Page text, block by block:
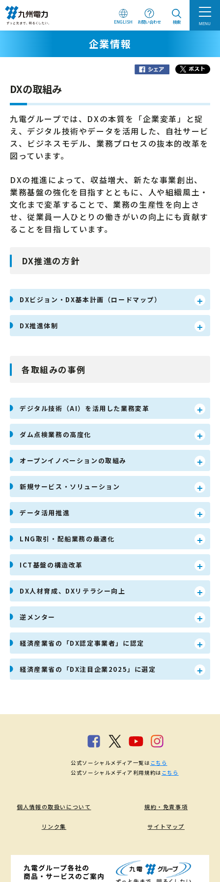
ENGLISH お問い合わせ 検索 MENU
企業情報
DXの取組み
九電グループでは、DXの本質を「企業変革」と捉
え、デジタル技術やデータを活用した、自社サービ
ス、ビジネスモデル、業務プロセスの抜本的改革を
図っています。
DXの推進によって、収益増大、新たな事業創出、
業務基盤の強化を目指すとともに、人や組織風土・
文化まで変革することで、業務の生産性を向上さ
せ、従業員一人ひとりの働きがいの向上にも貢献す
ることを目指しています。
DX推進の方針
DXビジョン・DX基本計画（ロードマップ）
DX推進体制
各取組みの事例
デジタル技術（AI）を活用した業務変革
ダム点検業務の高度化
オープンイノベーションの取組み
新規サービス・ソリューション
データ活用推進
LNG取引・配船業務の最適化
ICT基盤の構造改革
DX人材育成、DXリテラシー向上
逆メンター
経済産業省の「DX認定事業者」に認定
経済産業省の「DX注目企業2025」に選定
個人情報の取扱いについて 規約・免責事項
リンク集 サイトマップ
公式ソーシャルメディア一覧は こちら
公式ソーシャルメディア利用規約は こちら